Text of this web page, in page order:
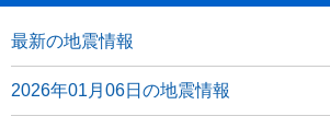
最新の地震情報
2026年01月06日の地震情報